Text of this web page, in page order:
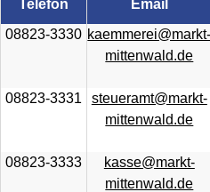
Telefon
Email
08823-3330
mittenwald.de
08823-3331
steueramt@markt-
mittenwald.de
08823-3333
kasse@markt-
mittenwald.de